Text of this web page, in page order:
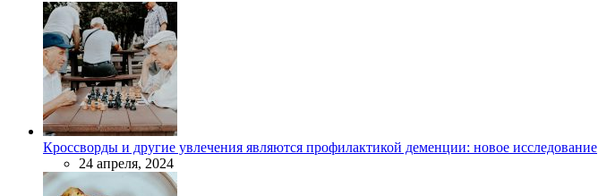
Кроссворды и другие увлечения являются профилактикой деменции: новое исследование
24 апреля, 2024